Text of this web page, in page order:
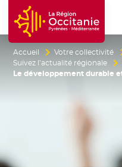
Accueil Région
Accueil Votre collectivité
Suivez l’actualité régionale
Le développement durable